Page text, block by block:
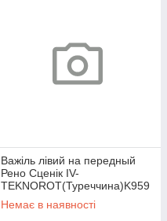
Важіль лівий на передный
Рено Сценік IV-
TEKNOROT(Туреччина)K959
Немає в наявності